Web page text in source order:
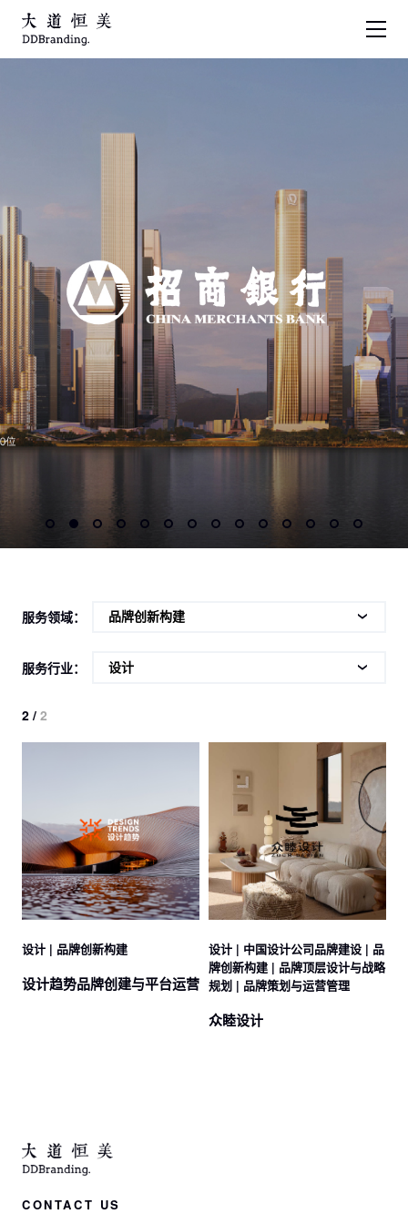
服务领域：
服务行业：
2 / 2
设计 | 品牌创新构建
设计趋势品牌创建与平台运营
设计 | 中国设计公司品牌建设 | 品
牌创新构建 | 品牌顶层设计与战略
规划 | 品牌策划与运营管理
众睦设计
CONTACT US